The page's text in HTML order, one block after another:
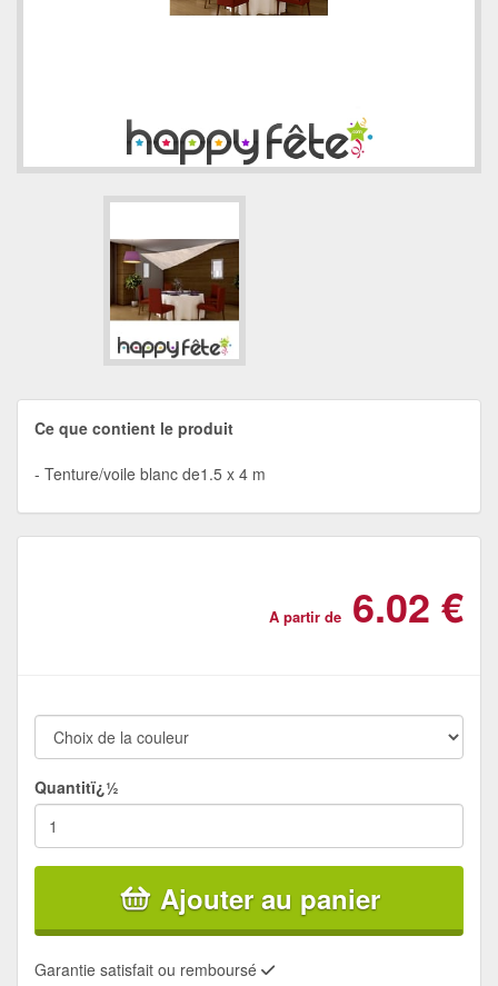
Ce que contient le produit
Tenture/voile blanc de1.5 x 4 m
A partir de 6.02 €
Quantitï¿½
Ajouter au panier
Garantie satisfait ou remboursé